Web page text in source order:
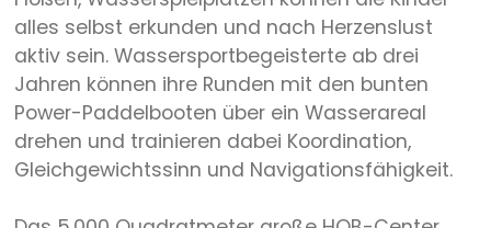
alles selbst erkunden und nach Herzenslust
aktiv sein. Wassersportbegeisterte ab drei
Jahren können ihre Runden mit den bunten
Power-Paddelbooten über ein Wasserareal
drehen und trainieren dabei Koordination,
Gleichgewichtssinn und Navigationsfähigkeit.